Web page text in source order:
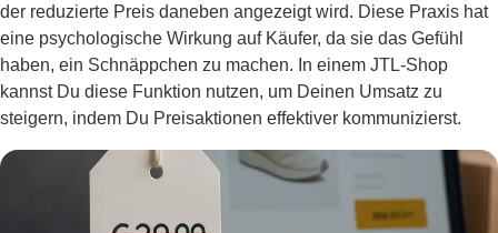
der reduzierte Preis daneben angezeigt wird. Diese Praxis hat
eine psychologische Wirkung auf Käufer, da sie das Gefühl
haben, ein Schnäppchen zu machen. In einem JTL-Shop
kannst Du diese Funktion nutzen, um Deinen Umsatz zu
steigern, indem Du Preisaktionen effektiver kommunizierst.